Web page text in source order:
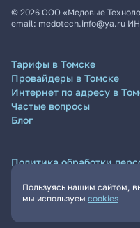
Пользуясь нашим сайтом,
мы используем cookies
© 2026 ООО «Медовые
email: medotech.info@ya.ru
Тарифы в Томске
Провайдеры в Томске
Интернет по адресу в
Частые вопросы
Блог
Политика обработки
Пользовательское